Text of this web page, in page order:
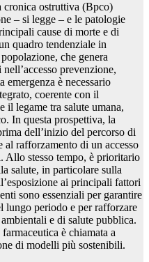
cronica ostruttiva (Bpco)
– si legge – e le patologie
cause di morte e di
quadro tendenziale in
che genera
prevenzione,
emergenza è necessario
coerente con il
il legame tra salute umana,
In questa prospettiva, la
dell’inizio del percorso di
al rafforzamento di un accesso
Allo stesso tempo, è prioritario
salute, in particolare sulla
ai principali fattori
sono essenziali per garantire
lungo periodo e per rafforzare
e di salute pubblica.
è chiamata a
di modelli più sostenibili.